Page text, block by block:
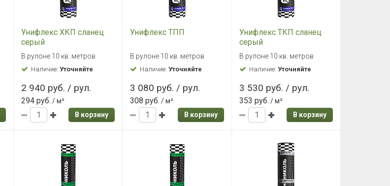
Унифлекс ХКП сланец
серый
В рулоне 10 кв. метров
Наличие:Уточняйте
2 940 руб. / рул.
294 руб. / м²
В корзину
Унифлекс ТПП
В рулоне 10 кв. метров
Наличие:Уточняйте
3 080 руб. / рул.
308 руб. / м²
В корзину
Унифлекс ТКП сланец
серый
В рулоне 10 кв. метров
Наличие: Уточняйте
3 530 руб. / рул.
353 руб. / м²
В корзину